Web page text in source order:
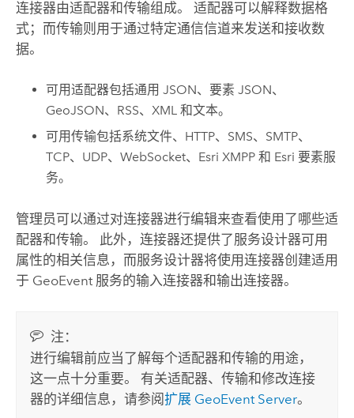
连接器由适配器和传输组成。 适配器可以解释数据格
式；而传输则用于通过特定通信信道来发送和接收数
据。
可用适配器包括通用 JSON、要素 JSON、
GeoJSON、RSS、XML 和文本。
可用传输包括系统文件、HTTP、SMS、SMTP、
TCP、UDP、WebSocket、Esri XMPP 和 Esri 要素服
务。
管理员可以通过对连接器进行编辑来查看使用了哪些适
配器和传输。 此外，连接器还提供了服务设计器可用
属性的相关信息，而服务设计器将使用连接器创建适用
于 GeoEvent 服务的输入连接器和输出连接器。
注：
进行编辑前应当了解每个适配器和传输的用途，
这一点十分重要。 有关适配器、传输和修改连接
器的详细信息，请参阅扩展 GeoEvent Server。